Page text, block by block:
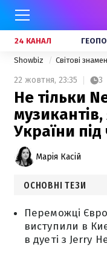
24 КАНАЛ
Showbiz Світові
22 жовтня, 23:35 3
Не тільки
України
Марія Касій
ОСНОВНІ ТЕЗИ
Переможці
виступили в
в дуеті з Jerry